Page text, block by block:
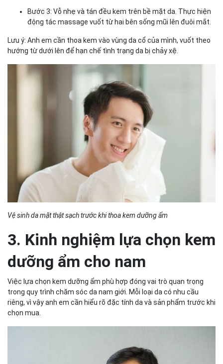
Bước 3: Vỗ nhẹ và tán đều kem trên bề mặt da. Thực hiện
động tác massage vuốt từ hai bên sống mũi lên đuôi mắt.
Lưu ý: Anh em cần thoa kem vào vùng da cổ của mình, vuốt theo
hướng từ dưới lên để hạn chế tình trạng da bị chảy xệ.
Vệ sinh da mặt thật sạch trước khi thoa kem dưỡng ẩm
3. Kinh nghiệm lựa chọn kem
dưỡng ẩm cho nam
Việc lựa chọn kem dưỡng ẩm phù hợp đóng vai trò quan trọng
trong quy trình chăm sóc da nam giới. Mỗi loại da có nhu cầu
riêng, vì vậy anh em cần hiểu rõ đặc tính da và sản phẩm trước khi
chọn mua.